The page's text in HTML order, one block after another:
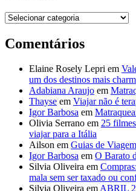
Destinos
Comentários
Elaine Rosely Lepri em
um dos destinos mais
Adabiana Araujo em
Thayse em Viajar não é
Igor Barbosa em
Olivia Serrano em 25
viajar para a Itália
Ailson em Guias de Viagem
Igor Barbosa em O Barato
Silvia Oliveira em
mala sem ser taxado ou
Silvia Oliveira emABRIL